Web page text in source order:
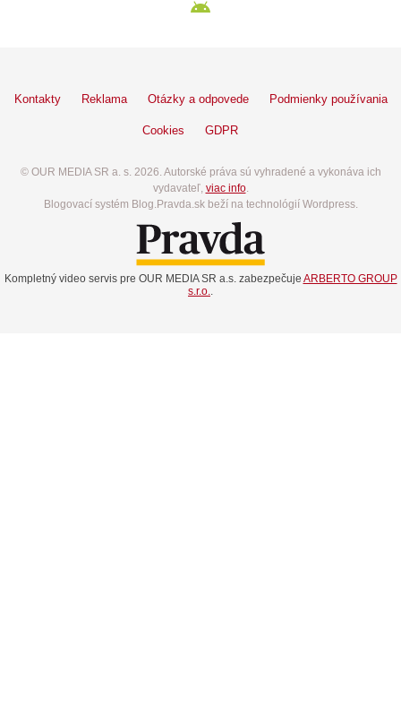
Kontakty Reklama Otázky a odpovede Podmienky používania
Cookies GDPR
© OUR MEDIA SR a. s. 2026. Autorské práva sú vyhradené a vykonáva ich
vydavateľ, viac info.
Blogovací systém Blog.Pravda.sk beží na technológií Wordpress.
Kompletný video servis pre OUR MEDIA SR a.s. zabezpečuje ARBERTO GROUP
s.r.o.